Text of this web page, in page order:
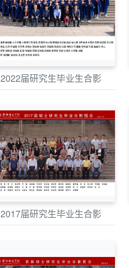
2022届研究生毕业生合影
2017届研究生毕业生合影